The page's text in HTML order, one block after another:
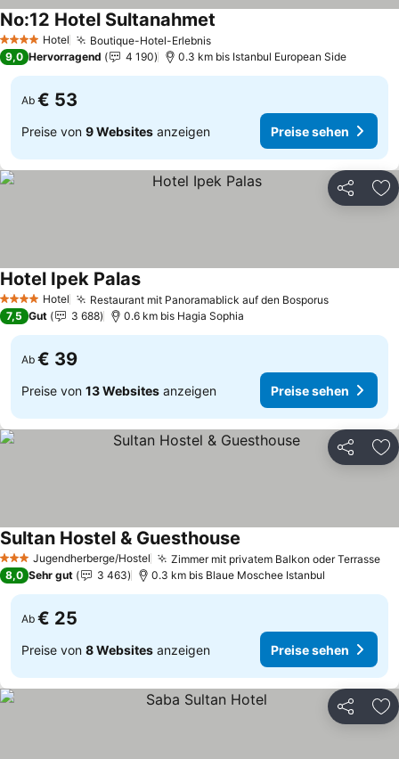
4 Sterne Hotel Boutique-Hotel-ErlebnisPreise sehen
No:12 Hotel Sultanahmet
9,0 Hervorragend 4 190 0.3 km bis Istanbul European Side
Ab € 53
Preise von 9 Websites anzeigen Preise sehen
Teilen
4 Sterne Hotel Restaurant mit Panoramablick auf den BosporusPreise
Hotel Ipek PalasPreise sehen
7,5 Gut 3 688 0.6 km bis Hagia Sophia
Ab € 39
Preise von 13 Websites anzeigen Preise sehen
Teilen
3 SterneJugendherberge/Hostel Zimmer mit privatem Balkon oder Terrasse
Sultan Hostel & Guesthouse
8,0 Sehr gut 3 463 0.3 km bis Blaue Moschee Istanbul
Ab € 25
Preise von 8 Websites anzeigen Preise sehen
Teilen